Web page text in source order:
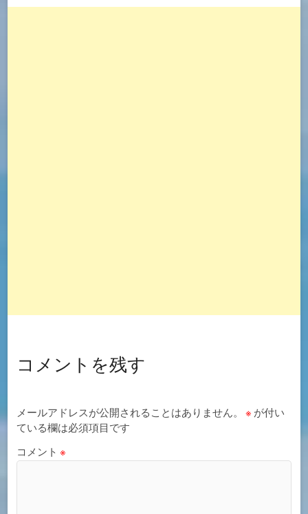
コメントを残す
メールアドレスが公開されることはありません。 ※ が付い
ている欄は必須項目です
コメント ※